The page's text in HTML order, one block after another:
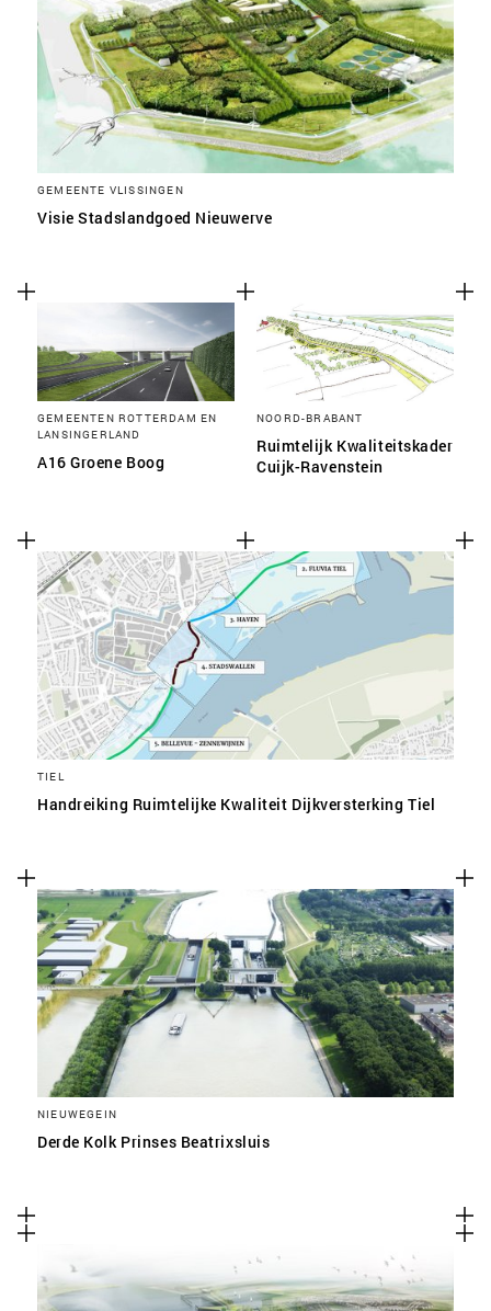
GEMEENTE VLISSINGEN
Visie Stadslandgoed Nieuwerve
GEMEENTEN ROTTERDAM EN
LANSINGERLAND
A16 Groene Boog
NOORD-BRABANT
Ruimtelijk Kwaliteitskader
Cuijk-Ravenstein
TIEL
Handreiking Ruimtelijke Kwaliteit Dijkversterking Tiel
NIEUWEGEIN
Derde Kolk Prinses Beatrixsluis